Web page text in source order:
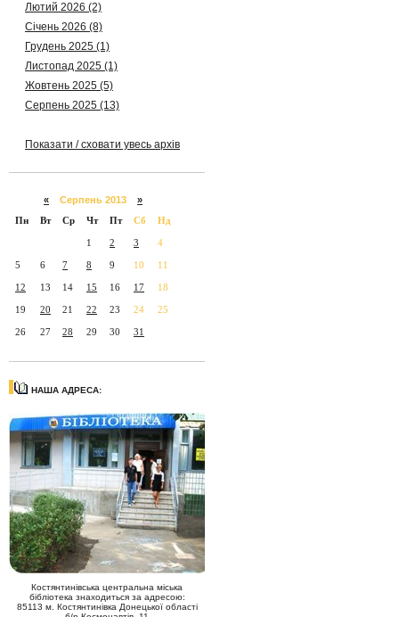
Лютий 2026 (2)
Січень 2026 (8)
Грудень 2025 (1)
Листопад 2025 (1)
Жовтень 2025 (5)
Серпень 2025 (13)
Показати / сховати увесь архів
« Серпень 2013 »
Пн
Вт Ср Чт Пт Сб Нд
1 2 3 4
5 6 7 8 9 10 11
12 13 14 15 16 17 18
19 20 21 22 23 24 25
26 27 28 29 30 31
НАША АДРЕСА:
Костянтинівська центральна міська
бібліотека знаходиться за адресою:
85113 м. Костянтинівка Донецької області